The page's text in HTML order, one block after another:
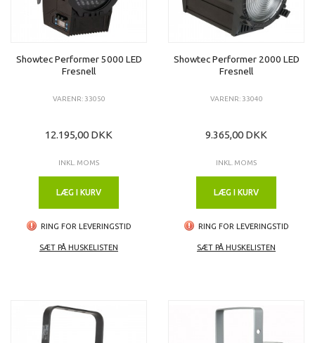
Showtec Performer 5000 LED
Fresnell
VARENR: 33050
12.195,00 DKK
INKL. MOMS
LÆG I KURV
RING FOR LEVERINGSTID
SÆT PÅ HUSKELISTEN
Showtec Performer 2000 LED
Fresnell
VARENR: 33040
9.365,00 DKK
INKL. MOMS
LÆG I KURV
RING FOR LEVERINGSTID
SÆT PÅ HUSKELISTEN